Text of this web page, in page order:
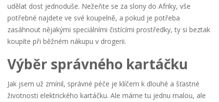
udělat dost jednoduše. Nežeňte se za slony do Afriky, vše
potřebné najdete ve své koupelně, a pokud je potřeba
zasáhnout nějakými speciálními čistícími prostředky, ty si beztak
koupíte při běžném nákupu v drogerii.
Výběr správného kartáčku
Jak jsem už zmínil, správné péče je klíčem k dlouhé a šťastné
životnosti elektrického kartáčku. Ale máme tu jednu malou, ale